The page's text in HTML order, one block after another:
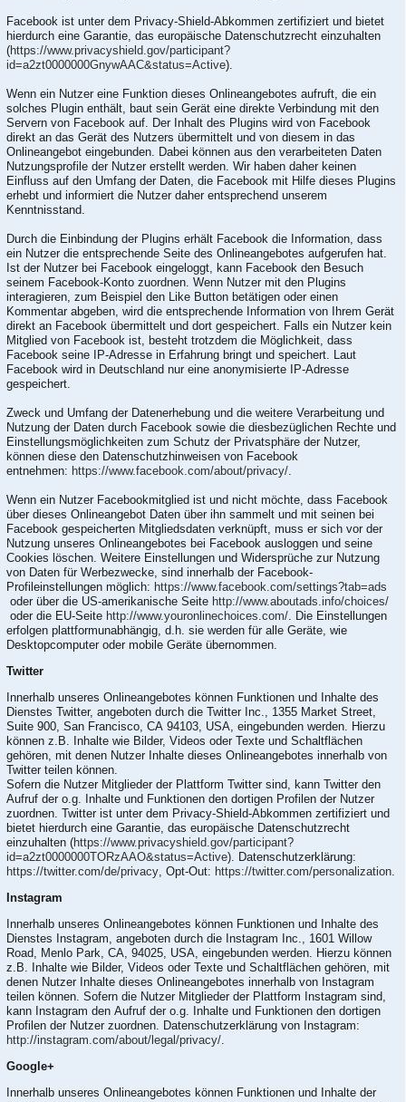
Facebook ist unter dem Privacy-Shield-Abkommen zertifiziert und bietet
hierdurch eine Garantie, das europäische Datenschutzrecht einzuhalten
(https://www.privacyshield.gov/participant?
id=a2zt0000000GnywAAC&status=Active).
Wenn ein Nutzer eine Funktion dieses Onlineangebotes aufruft, die ein
solches Plugin enthält, baut sein Gerät eine direkte Verbindung mit den
Servern von Facebook auf. Der Inhalt des Plugins wird von Facebook
direkt an das Gerät des Nutzers übermittelt und von diesem in das
Onlineangebot eingebunden. Dabei können aus den verarbeiteten Daten
Nutzungsprofile der Nutzer erstellt werden. Wir haben daher keinen
Einfluss auf den Umfang der Daten, die Facebook mit Hilfe dieses Plugins
erhebt und informiert die Nutzer daher entsprechend unserem
Kenntnisstand.
Durch die Einbindung der Plugins erhält Facebook die Information, dass
ein Nutzer die entsprechende Seite des Onlineangebotes aufgerufen hat.
Ist der Nutzer bei Facebook eingeloggt, kann Facebook den Besuch
seinem Facebook-Konto zuordnen. Wenn Nutzer mit den Plugins
interagieren, zum Beispiel den Like Button betätigen oder einen
Kommentar abgeben, wird die entsprechende Information von Ihrem Gerät
direkt an Facebook übermittelt und dort gespeichert. Falls ein Nutzer kein
Mitglied von Facebook ist, besteht trotzdem die Möglichkeit, dass
Facebook seine IP-Adresse in Erfahrung bringt und speichert. Laut
Facebook wird in Deutschland nur eine anonymisierte IP-Adresse
gespeichert.
Zweck und Umfang der Datenerhebung und die weitere Verarbeitung und
Nutzung der Daten durch Facebook sowie die diesbezüglichen Rechte und
Einstellungsmöglichkeiten zum Schutz der Privatsphäre der Nutzer,
können diese den Datenschutzhinweisen von Facebook
entnehmen: https://www.facebook.com/about/privacy/
Wenn ein Nutzer Facebookmitglied ist und nicht möchte, dass Facebook
über dieses Onlineangebot Daten über ihn sammelt und mit seinen bei
Facebook gespeicherten Mitgliedsdaten verknüpft, muss er sich vor der
Nutzung unseres Onlineangebotes bei Facebook ausloggen und seine
Cookies löschen. Weitere Einstellungen und Widersprüche zur Nutzung
von Daten für Werbezwecke, sind innerhalb der Facebook-
Profileinstellungen möglich: https://www.facebook.com/settings?tab=ads
oder über die US-amerikanische Seite http://www.aboutads.info/choices/
oder die EU-Seite http://www.youronlinechoices.com/ . Die Einstellungen
erfolgen plattformunabhängig, d.h. sie werden für alle Geräte, wie
Desktopcomputer oder mobile Geräte übernommen.
Twitter
Innerhalb unseres Onlineangebotes können Funktionen und Inhalte des
Dienstes Twitter, angeboten durch die Twitter Inc., 1355 Market Street,
Suite 900, San Francisco, CA 94103, USA, eingebunden werden. Hierzu
können z.B. Inhalte wie Bilder, Videos oder Texte und Schaltflächen
gehören, mit denen Nutzer Inhalte dieses Onlineangebotes innerhalb von
Twitter teilen können.
Sofern die Nutzer Mitglieder der Plattform Twitter sind, kann Twitter den
Aufruf der o.g. Inhalte und Funktionen den dortigen Profilen der Nutzer
zuordnen. Twitter ist unter dem Privacy-Shield-Abkommen zertifiziert und
bietet hierdurch eine Garantie, das europäische Datenschutzrecht
einzuhalten (https://www.privacyshield.gov/participant?
id=a2zt0000000TORzAAO&status=Active). Datenschutzerklärung:
https://twitter.com/de/privacy , Opt-Out: https://twitter.com/personalization
Instagram
Innerhalb unseres Onlineangebotes können Funktionen und Inhalte des
Dienstes Instagram, angeboten durch die Instagram Inc., 1601 Willow
Road, Menlo Park, CA, 94025, USA, eingebunden werden. Hierzu können
z.B. Inhalte wie Bilder, Videos oder Texte und Schaltflächen gehören, mit
denen Nutzer Inhalte dieses Onlineangebotes innerhalb von Instagram
teilen können. Sofern die Nutzer Mitglieder der Plattform Instagram sind,
kann Instagram den Aufruf der o.g. Inhalte und Funktionen den dortigen
Profilen der Nutzer zuordnen. Datenschutzerklärung von Instagram:
http://instagram.com/about/legal/privacy/
Google+
Innerhalb unseres Onlineangebotes können Funktionen und Inhalte der